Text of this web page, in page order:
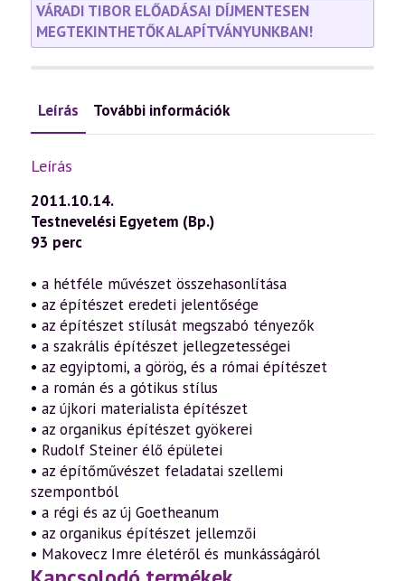
VÁRADI TIBOR ELŐADÁSAI DÍJMENTESEN
MEGTEKINTHETŐK ALAPÍTVÁNYUNKBAN!
Leírás További információk
Leírás
2011.10.14.
Testnevelési Egyetem (Bp.)
93 perc
• a hétféle művészet összehasonlítása
• az építészet eredeti jelentősége
• az építészet stílusát megszabó tényezők
• a szakrális építészet jellegzetességei
• az egyiptomi, a görög, és a római építészet
• a román és a gótikus stílus
• az újkori materialista építészet
• az organikus építészet gyökerei
• Rudolf Steiner élő épületei
• az építőművészet feladatai szellemi
szempontból
• a régi és az új Goetheanum
• az organikus építészet jellemzői
• Makovecz Imre életéről és munkásságáról